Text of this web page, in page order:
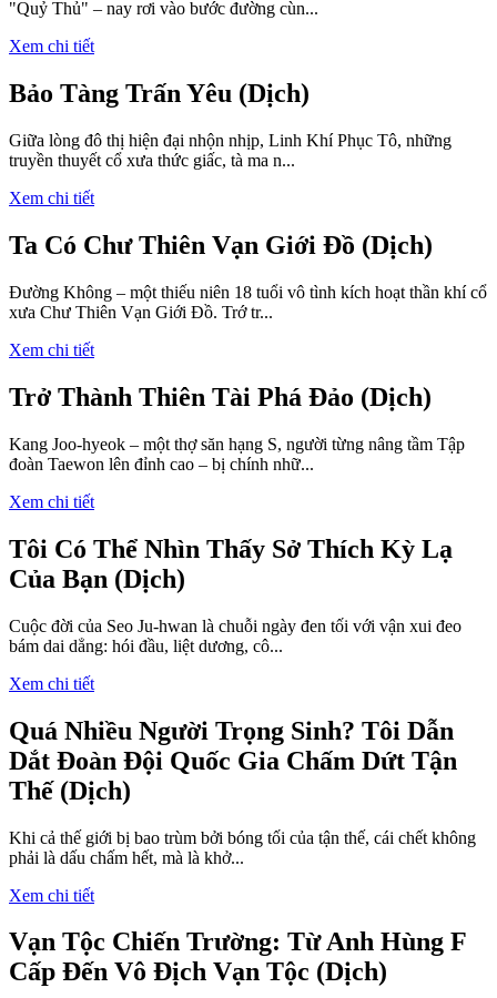
"Quỷ Thủ" – nay rơi vào bước đường cùn...
Xem chi tiết
Bảo Tàng Trấn Yêu (Dịch)
Giữa lòng đô thị hiện đại nhộn nhịp, Linh Khí Phục Tô, những
truyền thuyết cổ xưa thức giấc, tà ma n...
Xem chi tiết
Ta Có Chư Thiên Vạn Giới Đồ (Dịch)
Đường Không – một thiếu niên 18 tuổi vô tình kích hoạt thần khí cổ
xưa Chư Thiên Vạn Giới Đồ. Trớ tr...
Xem chi tiết
Trở Thành Thiên Tài Phá Đảo (Dịch)
Kang Joo-hyeok – một thợ săn hạng S, người từng nâng tầm Tập
đoàn Taewon lên đỉnh cao – bị chính nhữ...
Xem chi tiết
Tôi Có Thể Nhìn Thấy Sở Thích Kỳ Lạ
Của Bạn (Dịch)
Cuộc đời của Seo Ju-hwan là chuỗi ngày đen tối với vận xui đeo
bám dai dẳng: hói đầu, liệt dương, cô...
Xem chi tiết
Quá Nhiều Người Trọng Sinh? Tôi Dẫn
Dắt Đoàn Đội Quốc Gia Chấm Dứt Tận
Thế (Dịch)
Khi cả thế giới bị bao trùm bởi bóng tối của tận thế, cái chết không
phải là dấu chấm hết, mà là khở...
Xem chi tiết
Vạn Tộc Chiến Trường: Từ Anh Hùng F
Cấp Đến Vô Địch Vạn Tộc (Dịch)